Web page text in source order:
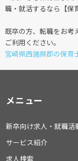
職・就活するなら【保
既卒の方、転職をお考
ご利用ください。
宮崎県西諸県郡の保育
メニュー
新卒向け求人・就職活
サービス紹介
求人検索